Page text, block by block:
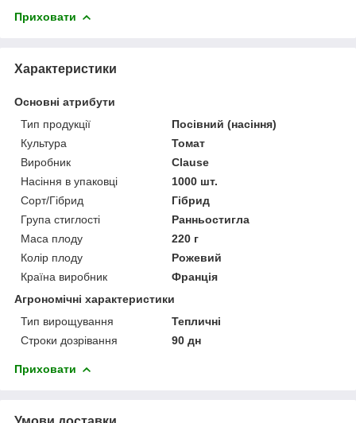
Приховати
Характеристики
Основні атрибути
Тип продукції
Посівний (насіння)
Культура
Томат
Виробник
Clause
Насіння в упаковці
1000 шт.
Сорт/Гібрид
Гібрид
Група стиглості
Ранньостигла
Маса плоду
220 г
Колір плоду
Рожевий
Країна виробник
Франція
Агрономічні характеристики
Тип вирощування
Тепличні
Строки дозрівання
90 дн
Приховати